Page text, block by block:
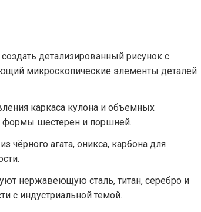
детализированный рисунок с
микроскопические элементы деталей
каркаса кулона и объемных
формы шестерен и поршней.
чёрного агата, оникса, карбона для
нержавеющую сталь, титан, серебро и
с индустриальной темой.